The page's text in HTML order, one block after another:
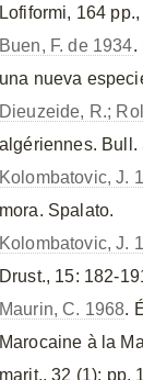
Lofiformi, 164
Buen, F. de 1934.
una nueva
Dieuzeide, R.;
algériennes. Bull.
Kolombatovic, J.
mora. Spalato.
Kolombatovic, J.
Drust., 15: 182-
Maurin, C. 1968.
Marocaine à la
marit., 32 (1): pp.